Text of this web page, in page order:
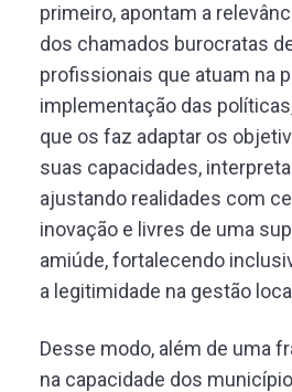
primeiro, apontam a
dos chamados burocratas
profissionais que atuam na
implementação das
que os faz adaptar os
suas capacidades,
ajustando realidades com
inovação e livres de uma
amiúde, fortalecendo
a legitimidade na gestão
Desse modo, além de uma
na capacidade dos